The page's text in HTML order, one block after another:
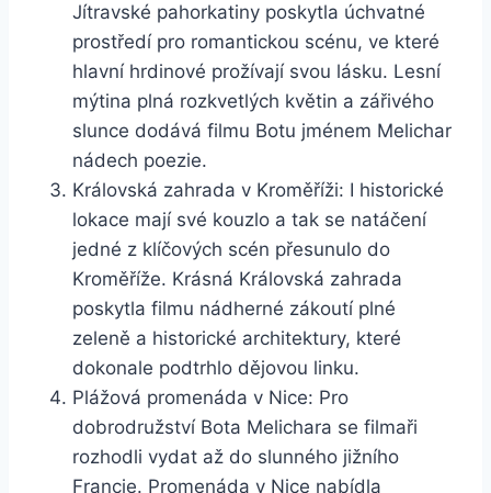
Jítravské ⁢pahorkatiny poskytla ​úchvatné
prostředí pro romantickou ‌scénu, ve které
hlavní hrdinové prožívají ​svou lásku. Lesní
mýtina plná rozkvetlých ‌květin a zářivého
slunce dodává filmu Botu jménem​ Melichar
nádech poezie.
Královská zahrada ⁣v Kroměříži: I​ historické
lokace mají své kouzlo a tak se natáčení​
jedné z klíčových​ scén přesunulo do
Kroměříže. Krásná Královská zahrada
poskytla filmu nádherné zákoutí plné
zeleně a⁣ historické⁢ architektury, které
dokonale podtrhlo dějovou linku.
Plážová promenáda v‍ Nice: Pro
dobrodružství‌ Bota Melichara se ⁣filmaři
rozhodli vydat až do slunného jižního
Francie. Promenáda v Nice nabídla